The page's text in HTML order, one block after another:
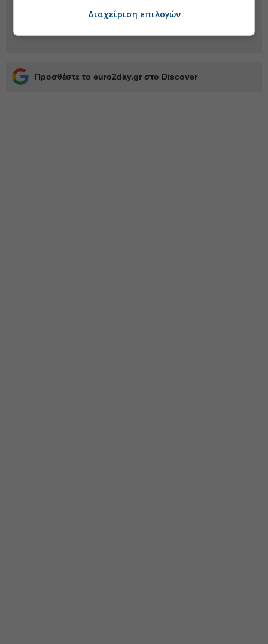
Προσθέστε το euro2day.gr στο Discover
Διαχείριση επιλογών